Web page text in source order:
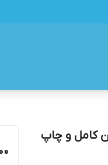
کامل و چاپ